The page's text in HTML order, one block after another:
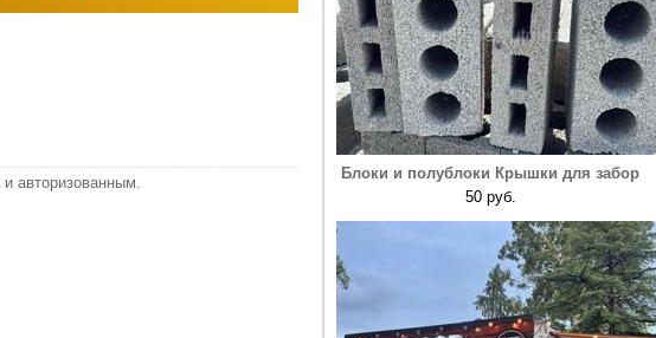
и авторизованным.
Блоки и полублоки Крышки для забор
50 руб.